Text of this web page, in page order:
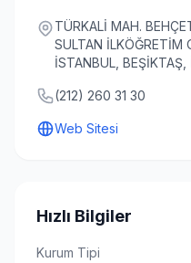
TÜRKALİ MAH.
SULTAN İLKÖĞRETİM
İSTANBUL, BEŞİKTAŞ,
(212) 260 31 30
Web Sitesi
Hızlı Bilgiler
Kurum Tipi